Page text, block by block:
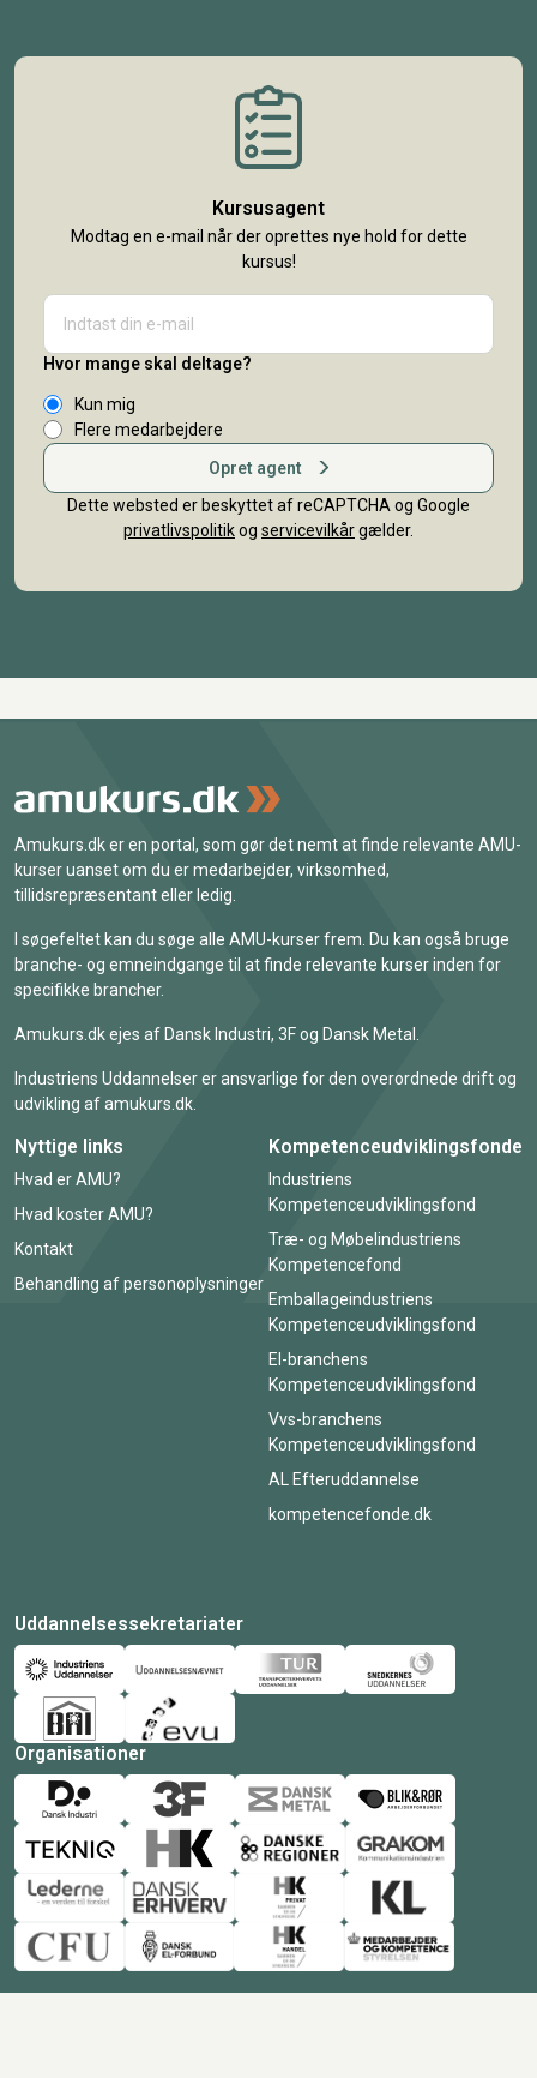
Kursusagent
Modtag en e-mail når der oprettes nye hold for dette
kursus!
Hvor mange skal deltage?
Kun mig
Flere medarbejdere
Opret agent
Dette websted er beskyttet af reCAPTCHA og Google
privatlivspolitikog servicevilkårgælder.
Amukurs.dk er en portal, som gør det nemt at finde relevante AMU-
kurser uanset om du er medarbejder, virksomhed,
tillidsrepræsentant eller ledig.
I søgefeltet kan du søge alle AMU-kurser frem. Du kan også bruge
branche- og emneindgange til at finde relevante kurser inden for
specifikke brancher.
Amukurs.dk ejes af Dansk Industri, 3F og Dansk Metal.
Industriens Uddannelser er ansvarlige for den overordnede drift og
udvikling af amukurs.dk.
Nyttige links
Hvad er AMU?
Hvad koster AMU?
Kontakt
Behandling af personoplysninger
Kompetenceudviklingsfonde
Industriens
Kompetenceudviklingsfond
Træ- og Møbelindustriens
Kompetencefond
Emballageindustriens
Kompetenceudviklingsfond
El-branchens
Kompetenceudviklingsfond
Vvs-branchens
Kompetenceudviklingsfond
AL Efteruddannelse
kompetencefonde.dk
Uddannelsessekretariater
Organisationer